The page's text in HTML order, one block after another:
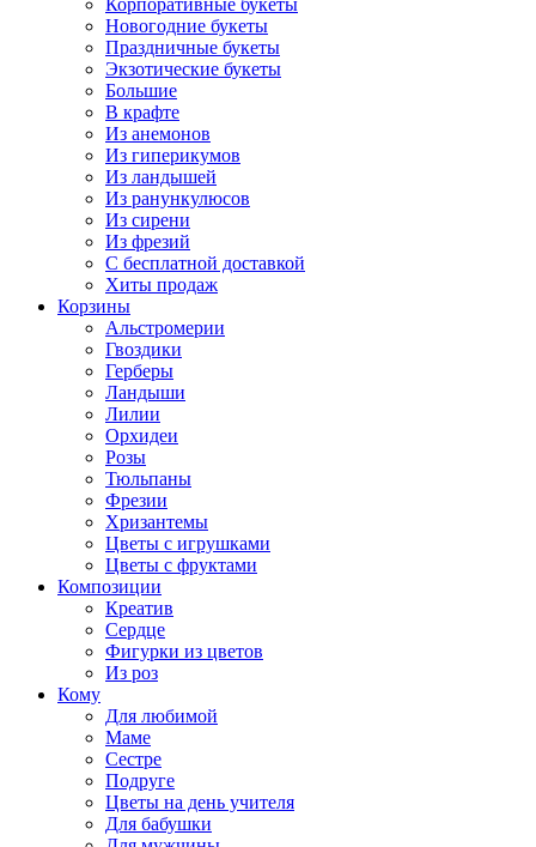
Корпоративные букеты
Новогодние букеты
Праздничные букеты
Экзотические букеты
Большие
В крафте
Из анемонов
Из гиперикумов
Из ландышей
Из ранункулюсов
Из сирени
Из фрезий
С бесплатной доставкой
Хиты продаж
Корзины
Альстромерии
Гвоздики
Герберы
Ландыши
Лилии
Орхидеи
Розы
Тюльпаны
Фрезии
Хризантемы
Цветы с игрушками
Цветы с фруктами
Композиции
Креатив
Сердце
Фигурки из цветов
Из роз
Кому
Для любимой
Маме
Сестре
Подруге
Цветы на день учителя
Для бабушки